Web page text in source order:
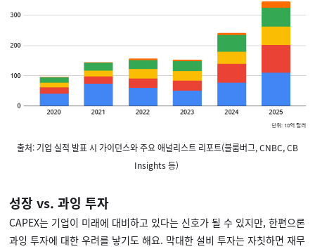
출처: 기업 실적 발표 시 가이던스와 주요 애널리스트 리포트(블룸버그, CNBC, CB
Insights 등)
성장 vs. 과잉 투자
CAPEX는 기업이 미래에 대비하고 있다는 신호가 될 수 있지만, 한편으론
과잉 투자에 대한 우려를 낳기도 해요. 막대한 설비 투자는 자칫하면 재무